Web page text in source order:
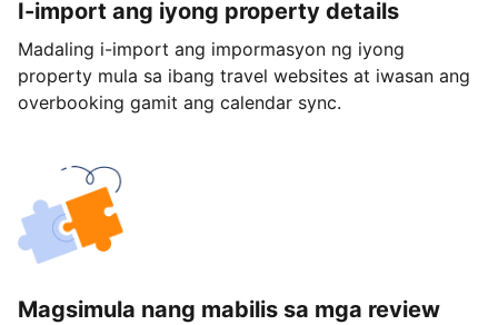
I-import ang iyong property details
Madaling i-import ang impormasyon ng iyong
property mula sa ibang travel websites at iwasan ang
overbooking gamit ang calendar sync.
Magsimula nang mabilis sa mga review